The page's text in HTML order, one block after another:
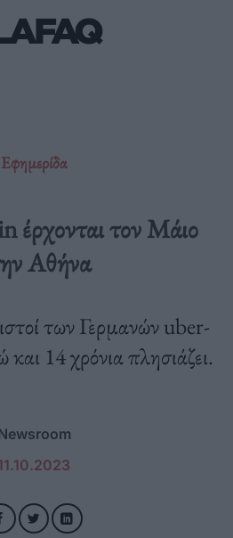
Εφημερίδα
έρχονται τον Μάιο
Αθήνα
των Γερμανών uber-
14 χρόνια πλησιάζει.